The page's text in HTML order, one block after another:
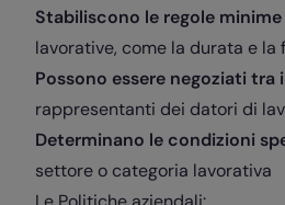
Stabiliscono le regole minime
lavorative, come la durata e la
Possono essere negoziati tra
rappresentanti dei datori di
Determinano le condizioni
settore o categoria lavorativa